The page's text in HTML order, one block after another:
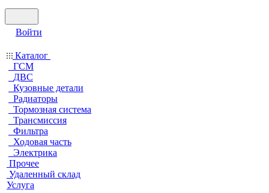
Войти
Каталог
ГСМ
ДВС
Кузовные детали
Радиаторы
Тормозная система
Трансмиссия
Фильтра
Ходовая часть
Электрика
Прочее
Удаленный склад
Услуга